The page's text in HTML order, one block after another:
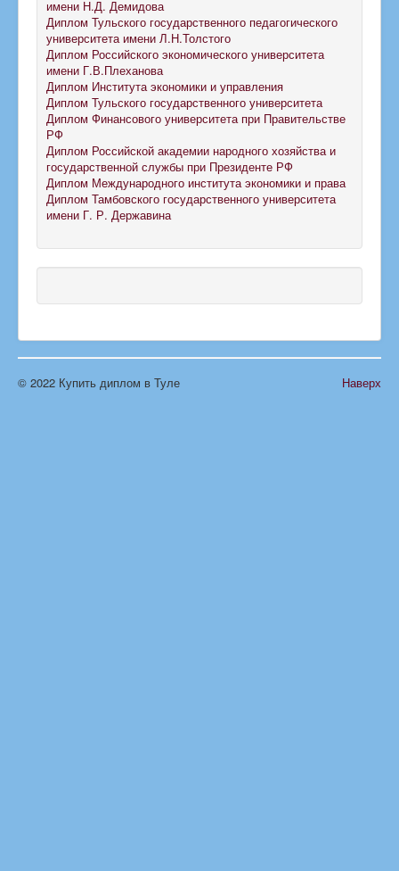
имени Н.Д. Демидова
Диплом Тульского государственного педагогического
университета имени Л.Н.Толстого
Диплом Российского экономического университета
имени Г.В.Плеханова
Диплом Института экономики и управления
Диплом Тульского государственного университета
Диплом Финансового университета при Правительстве
РФ
Диплом Российской академии народного хозяйства и
государственной службы при Президенте РФ
Диплом Международного института экономики и права
Диплом Тамбовского государственного университета
имени Г. Р. Державина
Наверх
© 2022 Купить диплом в Туле